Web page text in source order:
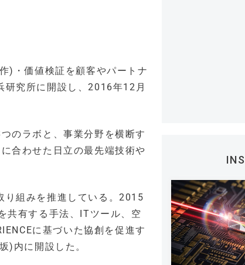
)・価値検証を顧客やパートナ
研究所に開設し、2016年12月
のラボと、事業分野を横断す
合わせた日立の最先端技術や
り組みを推進している。2015
共有する手法、ITツール、空
に基づいた協創を促進す
)内に開設した。